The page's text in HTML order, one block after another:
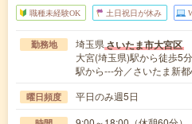
職種未経験OK 土日祝日が休み
勤務地 埼玉県さいたま市大宮区
大宮(埼玉県)駅から徒歩5
駅から---分／さいたま新
曜日頻度 平日のみ週5日